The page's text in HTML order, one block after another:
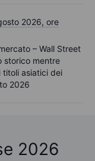
2026, ore
– Wall Street
storico mentre
titoli asiatici dei
2026
2026